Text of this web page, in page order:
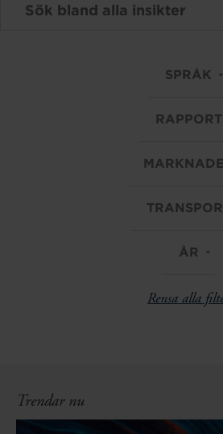
SPRÅK
RAPPORT
ÅR
Rensa alla
Trendar nu